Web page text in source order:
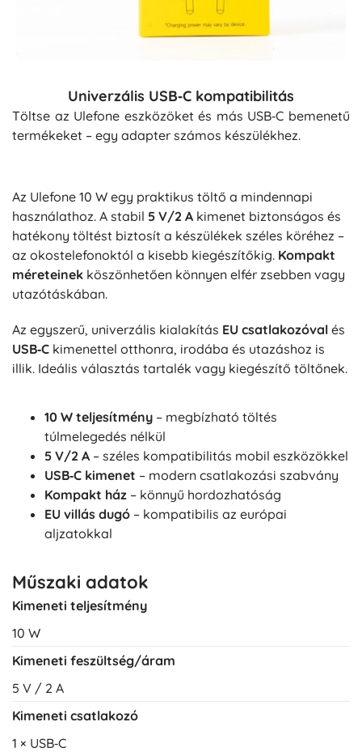
Univerzális USB‑C kompatibilitás
Töltse az Ulefone eszközöket és más USB‑C bemenetű
termékeket – egy adapter számos készülékhez.
Az Ulefone 10 W egy praktikus töltő a mindennapi
használathoz. A stabil 5 V/2 A kimenet biztonságos és
hatékony töltést biztosít a készülékek széles köréhez –
az okostelefonoktól a kisebb kiegészítőkig. Kompakt
méreteinek köszönhetően könnyen elfér zsebben vagy
utazótáskában.
Az egyszerű, univerzális kialakítás EU csatlakozóval és
USB‑C kimenettel otthonra, irodába és utazáshoz is
illik. Ideális választás tartalék vagy kiegészítő töltőnek.
10 W teljesítmény – megbízható töltés
túlmelegedés nélkül
5 V/2 A – széles kompatibilitás mobil eszközökkel
USB‑C kimenet – modern csatlakozási szabvány
Kompakt ház – könnyű hordozhatóság
EU villás dugó – kompatibilis az európai
aljzatokkal
Műszaki adatok
Kimeneti teljesítmény
10 W
Kimeneti feszültség/áram
5 V / 2 A
Kimeneti csatlakozó
1 × USB‑C